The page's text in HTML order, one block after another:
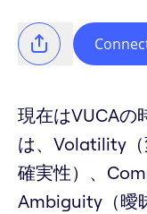
現在はVUCAの
は、Volatility
確実性）、
Ambiguity（曖